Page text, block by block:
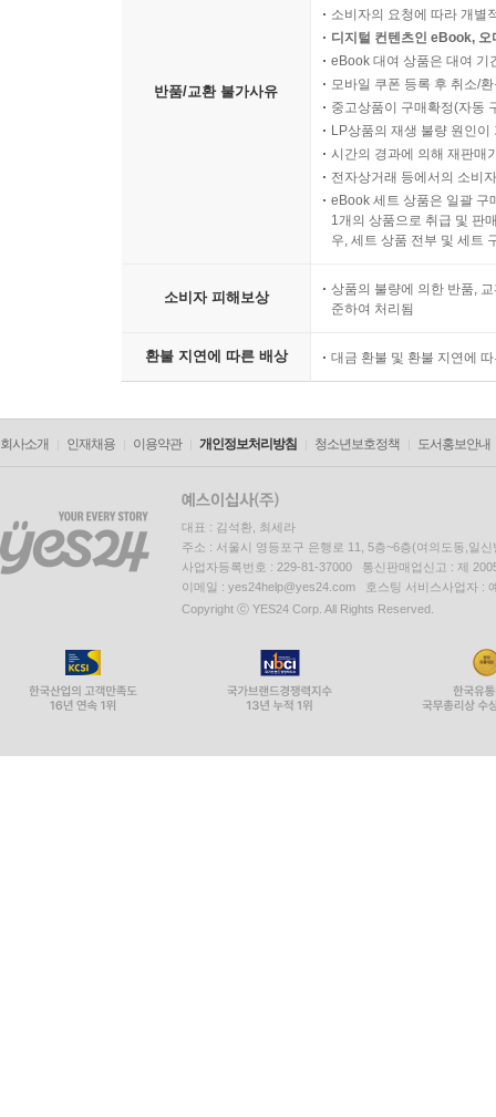
반품/교환 불가사유
소비자의 요청에 따라 개별
디지털 컨텐츠인 eBook,
eBook 대여 상품은 대여 기
모바일 쿠폰 등록 후 취소/
중고상품이 구매확정(자동
LP상품의 재생 불량 원인
시간의 경과에 의해 재판매
전자상거래 등에서의 소비
eBook 세트 상품은 일괄 구
1개의 상품으로 취급 및 판
우, 세트 상품 전부 및 세트
소비자 피해보상
상품의 불량에 의한 반품,
준하여 처리됨
환불 지연에 따른 배상 대금 환불 및 환불 지연에
회사소개 인재채용 이용약관 개인정보처리방침 청소년보호정책 도서홍보안내
대표 : 김석환, 최세라
주소 : 서울시 영등포구 은행로 11, 5층~6층(여의도동,일신
사업자등록번호 : 229-81-37000 통신판매업신고 : 제
이메일 : yes24help@yes24.com 호스팅 서비스사업자 :
Copyright ⓒ YES24 Corp. All Rights Reserved.